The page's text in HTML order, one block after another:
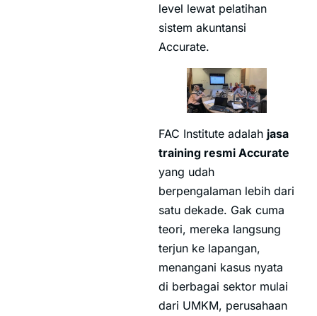
level lewat pelatihan
sistem akuntansi
Accurate.
FAC Institute adalah jasa
training resmi Accurate
yang udah
berpengalaman lebih dari
satu dekade. Gak cuma
teori, mereka langsung
terjun ke lapangan,
menangani kasus nyata
di berbagai sektor mulai
dari UMKM, perusahaan